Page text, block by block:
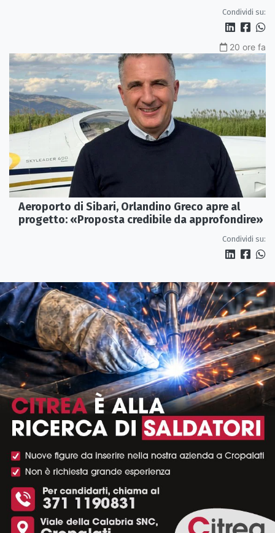
Condividi su:
20 ore fa
Aeroporto di Sibari, Orlandino Greco apre al
progetto: «Proposta credibile da approfondire»
Condividi su: